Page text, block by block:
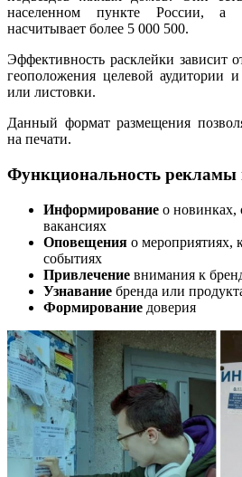
населенном пункте России, а
насчитывает более 5 000 500.
Эффективность расклейки зависит
геоположения целевой аудитории
или листовки.
Данный формат размещения
на печати.
Функциональность рекламы
Информирование о новинках,
вакансиях
Оповещения о мероприятиях,
событиях
Привлечение внимания к
Узнавание бренда или
Формирование доверия